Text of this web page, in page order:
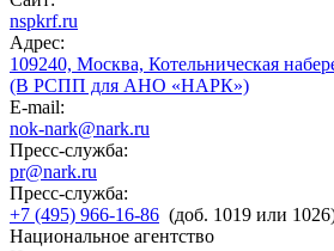
nspkrf.ru
Адрес:
109240, Москва, Котельническая
(В РСПП для АНО «НАРК»)
E-mail:
nok-nark@nark.ru
Пресс-служба:
pr@nark.ru
Пресс-служба:
+7 (495) 966-16-86 (доб. 1019 или
Национальное агентство